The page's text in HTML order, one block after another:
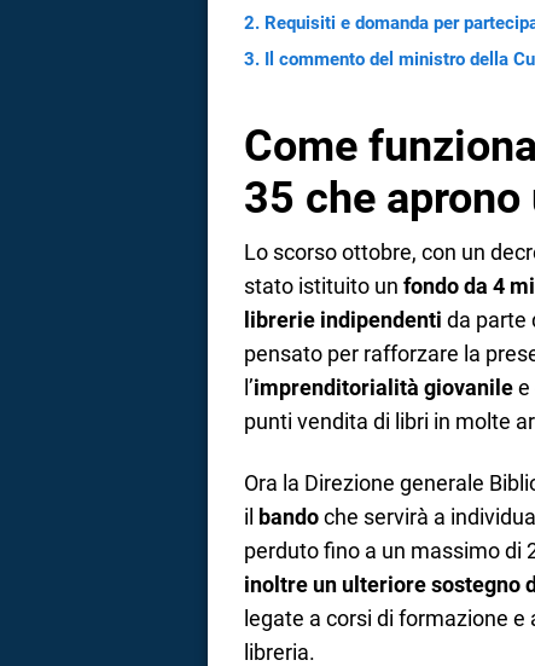
Requisiti e domanda per
Il commento del ministro della
Come
35 che
Lo scorso ottobre, con un
stato istituito un fondo da 4
librerie indipendenti da parte
pensato per rafforzare la
l’imprenditorialità giovanilee
punti vendita di libri in molte
Ora la Direzione generale
il bandoche servirà a
perduto fino a un massimo di
inoltre un ulteriore sostegno
legate a corsi di formazione
libreria.